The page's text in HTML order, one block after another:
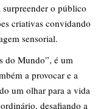
o público
criativas convidando
sensorial.
do Mundo”, é um
a provocar e a
um olhar para a vida
desafiando a